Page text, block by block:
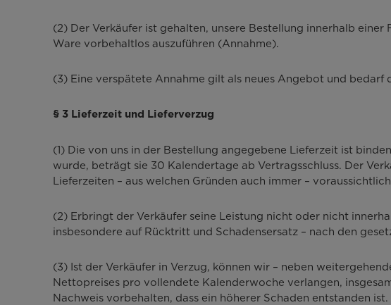
(2) Der Verkäufer ist gehalten, unsere Bestellung innerhalb
Ware vorbehaltlos auszuführen (Annahme).
(3) Eine verspätete Annahme gilt als neues Angebot und bedarf
§ 3 Lieferzeit und Lieferverzug
(1) Die von uns in der Bestellung angegebene Lieferzeit ist
wurde, beträgt sie 30 Kalendertage ab Vertragsschluss. Der
Lieferzeiten – aus welchen Gründen auch immer –
(2) Erbringt der Verkäufer seine Leistung nicht oder nicht
insbesondere auf Rücktritt und Schadensersatz – nach den
(3) Ist der Verkäufer in Verzug, können wir – neben
Nettopreises pro vollendete Kalenderwoche verlangen,
Nachweis vorbehalten, dass ein höherer Schaden entstanden